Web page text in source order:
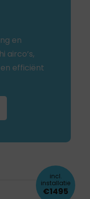
en
airco’s,
efficiënt
incl.
installatie
€1495